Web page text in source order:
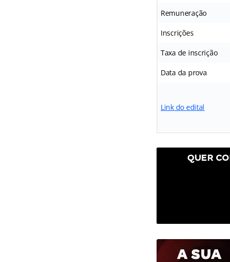
Remuneração
Inscrições
Taxa de inscrição
Data da prova
Link do edital
QUER